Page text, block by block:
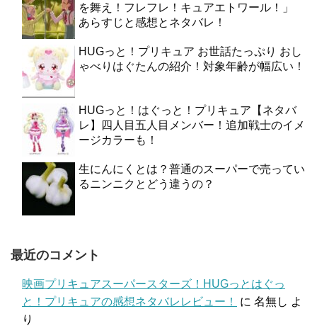
を舞え！フレフレ！キュアエトワール！」
あらすじと感想とネタバレ！
HUGっと！プリキュア お世話たっぷり おし
ゃべりはぐたんの紹介！対象年齢が幅広い！
HUGっと！はぐっと！プリキュア【ネタバ
レ】四人目五人目メンバー！追加戦士のイメ
ージカラーも！
生にんにくとは？普通のスーパーで売ってい
るニンニクとどう違うの？
最近のコメント
映画プリキュアスーパースターズ！HUGっとはぐっ
と！プリキュアの感想ネタバレレビュー！
に 名無し よ
り